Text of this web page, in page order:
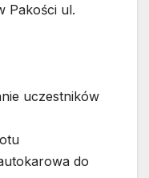
Pakości ul.
uczestników
do